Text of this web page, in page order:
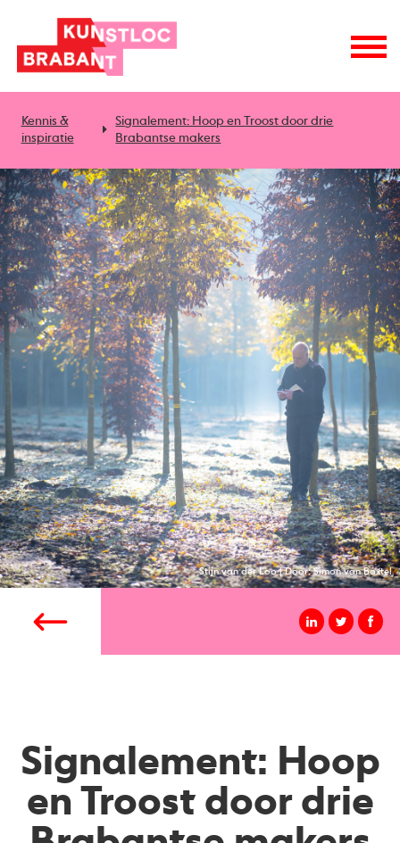
Kennis &
inspiratie
Signalement: Hoop en Troost door drie
Brabantse makers
Stijn van der Loo | Door: Simon van Boxtel
Signalement: Hoop
en Troost door drie